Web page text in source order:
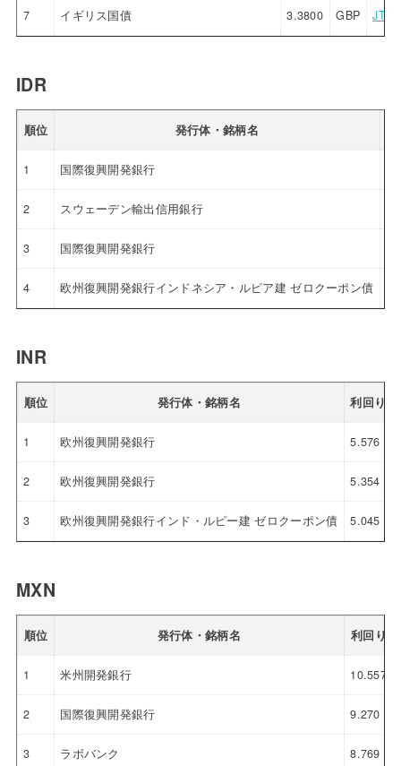
7 イギリス国債 3.3800 GBP JTG
IDR
順位 発行体・銘柄名
1 国際復興開発銀行
2 スウェーデン輸出信用銀行
3 国際復興開発銀行
4 欧州復興開発銀行インドネシア・ルピア建 ゼロクーポン債
INR
順位 発行体・銘柄名 利回り
1 欧州復興開発銀行 5.576
2 欧州復興開発銀行 5.354
3 欧州復興開発銀行インド・ルピー建 ゼロクーポン債 5.045
MXN
順位 発行体・銘柄名 利回り
1 米州開発銀行 10.557
2 国際復興開発銀行 9.270
3 ラボバンク 8.769